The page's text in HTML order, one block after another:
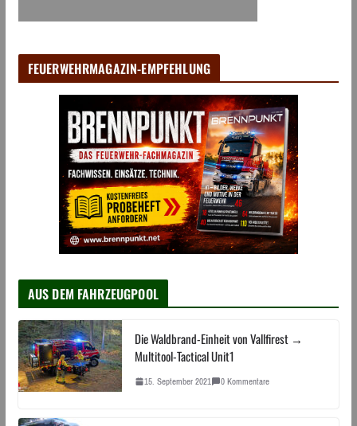
FEUERWEHRMAGAZIN-EMPFEHLUNG
AUS DEM FAHRZEUGPOOL
Die Waldbrand-Einheit von Vallfirest →
Multitool-Tactical Unit1
15. September 2021 0 Kommentare